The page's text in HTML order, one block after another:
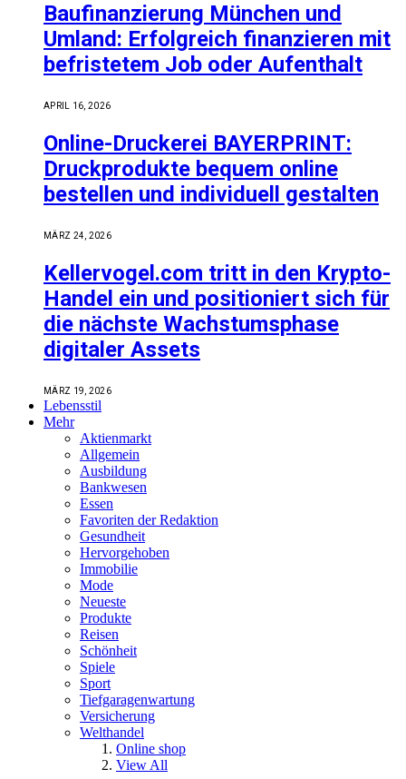
Baufinanzierung München und
Umland: Erfolgreich finanzieren mit
befristetem Job oder Aufenthalt
APRIL 16, 2026
Online-Druckerei BAYERPRINT:
Druckprodukte bequem online
bestellen und individuell gestalten
MÄRZ 24, 2026
Kellervogel.com tritt in den Krypto-
Handel ein und positioniert sich für
die nächste Wachstumsphase
digitaler Assets
MÄRZ 19, 2026
Lebensstil
Mehr
Aktienmarkt
Allgemein
Ausbildung
Bankwesen
Essen
Favoriten der Redaktion
Gesundheit
Hervorgehoben
Immobilie
Mode
Neueste
Produkte
Reisen
Schönheit
Spiele
Sport
Tiefgaragenwartung
Versicherung
Welthandel
Online shop
View All